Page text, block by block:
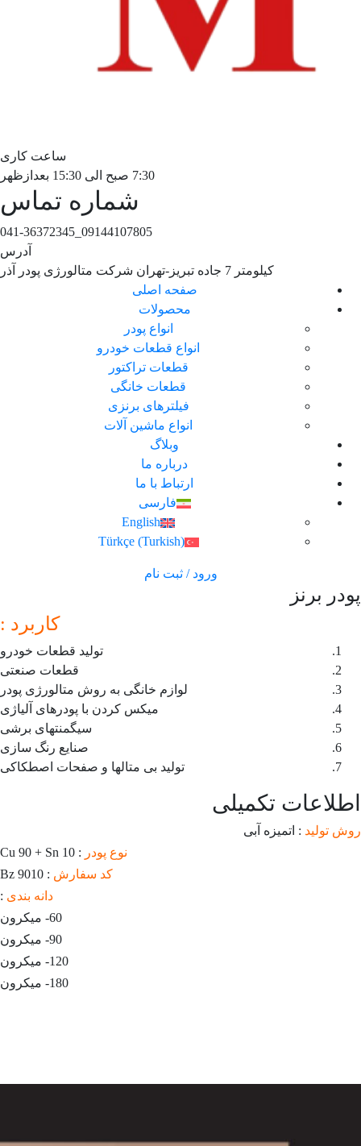
ساعت کاری
7:30 صبح الی 15:30 بعدازظهر
شماره تماس
09144107805_041-36372345
آدرس
کیلومتر 7 جاده تبریز-تهران شرکت متالورژی پودر آذر
صفحه اصلی
محصولات
انواع پودر
انواع قطعات خودرو
قطعات تراکتور
قطعات خانگی
فیلترهای برنزی
انواع ماشین آلات
وبلاگ
درباره ما
ارتباط با ما
فارسی
English
Türkçe(Turkish)
ورود / ثبت نام
پودر برنز
کاربرد :
تولید قطعات خودرو
قطعات صنعتی
لوازم خانگی به روش متالورژی پودر
میکس کردن با پودرهای آلیاژی
سیگمنتهای برشی
صنایع رنگ سازی
تولید بی متالها و صفحات اصطکاکی
اطلاعات تکمیلی
روش تولید : اتمیزه آبی
نوع پودر : Cu 90 + Sn 10
کد سفارش : Bz 9010
دانه بندی :
60- میکرون
90- میکرون
120- میکرون
180- میکرون